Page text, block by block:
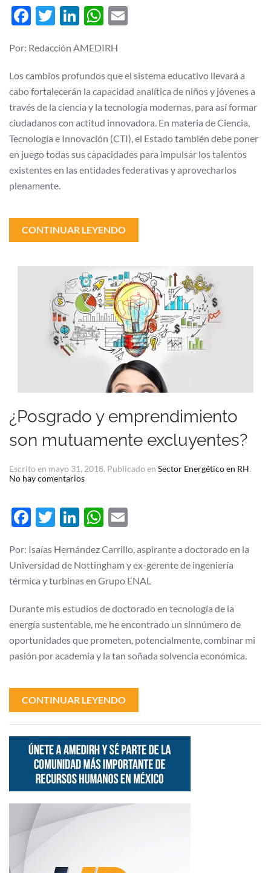
y
de
investigación
las
nuevas
Facebook
Twitter
LinkedIn
WhatsApp
Por: Redacción AMEDIRH
Los cambios profundos que el sistema educativo llevará a
cabo fortalecerán la capacidad analítica de niños y jóvenes a
través de la ciencia y la tecnología modernas, para así formar
ciudadanos con actitud innovadora. En materia de Ciencia,
Tecnología e Innovación (CTI), el Estado también debe poner
en juego todas sus capacidades para impulsar los talentos
existentes en las entidades federativas y aprovecharlos
plenamente.
CONTINUAR LEYENDO
¿Posgrado y emprendimiento
son mutuamente excluyentes?
Escrito en mayo 31, 2018. Publicado en Sector Energético en RH.
No hay comentariosen
emprendimiento
son
mutuamente
Facebook
Twitter
LinkedIn
WhatsApp
Por: Isaías Hernández Carrillo, aspirante a doctorado en la
Universidad de Nottingham y ex-gerente de ingeniería
térmica y turbinas en Grupo ENAL
Durante mis estudios de doctorado en tecnología de la
energía sustentable, me he encontrado un sinnúmero de
oportunidades que prometen, potencialmente, combinar mi
pasión por academia y la tan soñada solvencia económica.
CONTINUAR LEYENDO